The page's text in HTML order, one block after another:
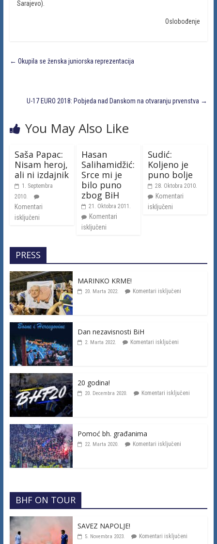
Sarajevo).
Oslobođenje
← Okupila se ženska juniorska reprezentacija
U-17 EURO 2018: Pobjeda nad Danskom na otvaranju prvenstva →
You May Also Like
Saša Papac:
Nisam heroj,
ali ni izdajnik
1. Septembra
2010.
Komentari
isključeni
Hasan
Salihamidžić:
Srce mi je
bilo puno
zbog BiH
21. Oktobra 2011.
Komentari
isključeni
Sudić:
Koljeno je
puno bolje
28. Oktobra 2010.
Komentari
isključeni
PRESS
MARINKO KRME!
20. Marta 2022. Komentari isključeni
Dan nezavisnosti BiH
2. Marta 2022. Komentari isključeni
20 godina!
20. Decembra 2020. Komentari isključeni
Pomoć bh. građanima
22. Marta 2020. Komentari isključeni
BHF ON TOUR
SAVEZ NAPOLJE!
5. Novembra 2023. Komentari isključeni